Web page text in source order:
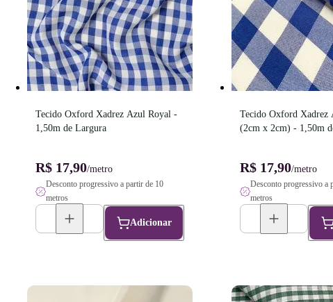
Tecido Oxford Xadrez Azul Royal -
1,50m de Largura
R$ 17,90/metro
Desconto progressivo a partir de 10
metros
Adicionar
Tecido Oxford Xadrez
(2cm x 2cm) - 1,50m
R$ 17,90/metro
Desconto progressivo a
metros